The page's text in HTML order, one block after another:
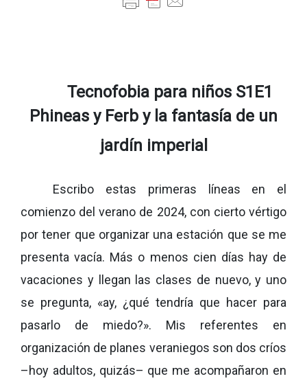
Tecnofobia para niños S1E1
Phineas y Ferb y la fantasía de un
jardín imperial
Escribo estas primeras líneas en el
comienzo del verano de 2024, con cierto vértigo
por tener que organizar una estación que se me
presenta vacía. Más o menos cien días hay de
vacaciones y llegan las clases de nuevo, y uno
se pregunta, «ay, ¿qué tendría que hacer para
pasarlo de miedo?». Mis referentes en
organización de planes veraniegos son dos críos
–hoy adultos, quizás– que me acompañaron en